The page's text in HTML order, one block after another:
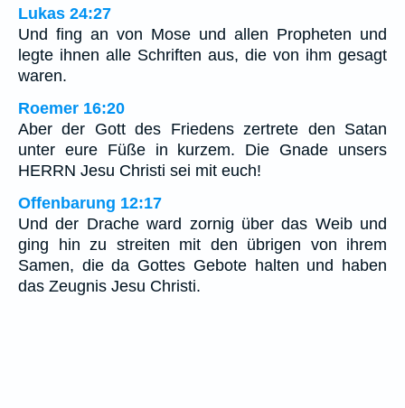
Lukas 24:27
Und fing an von Mose und allen Propheten und
legte ihnen alle Schriften aus, die von ihm gesagt
waren.
Roemer 16:20
Aber der Gott des Friedens zertrete den Satan
unter eure Füße in kurzem. Die Gnade unsers
HERRN Jesu Christi sei mit euch!
Offenbarung 12:17
Und der Drache ward zornig über das Weib und
ging hin zu streiten mit den übrigen von ihrem
Samen, die da Gottes Gebote halten und haben
das Zeugnis Jesu Christi.